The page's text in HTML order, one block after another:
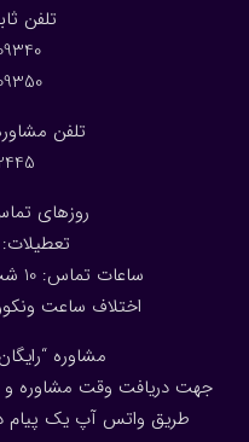
:تلفن
تلفن
روزهای
ساعات تماس: 10 شب تا 5 صبح به وقت ایران
اختلاف ساعت ونکوور
مشاوره
جهت دریافت وقت مشاوره و
طریق واتس آپ یک پیام